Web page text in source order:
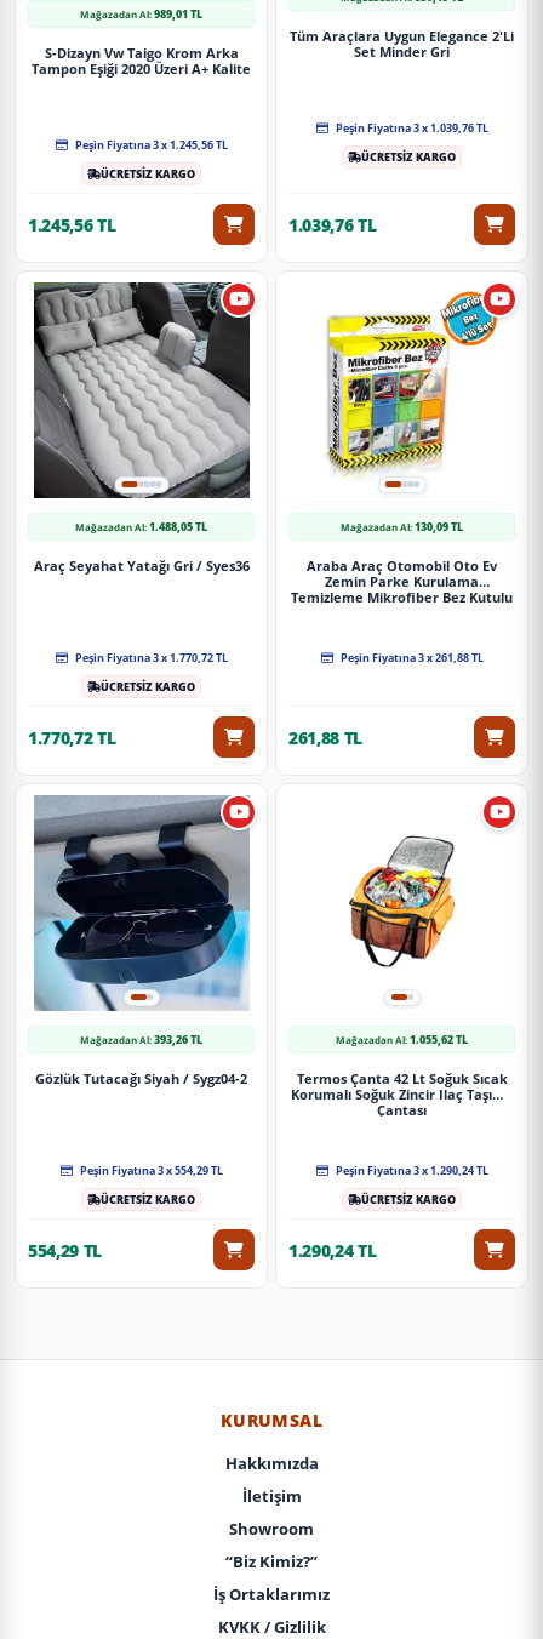
Mağazadan Al:989,01 TL
S-Dizayn Vw Taigo Krom Arka
Tampon Eşiği 2020 Üzeri A+ Kalite
Peşin Fiyatına 3 x 1.245,56 TL
ÜCRETSİZ KARGO
1.245,56 TL
Tüm Araçlara Uygun Elegance 2'Li
Set Minder Gri
Peşin Fiyatına 3 x 1.039,76 TL
ÜCRETSİZ KARGO
1.039,76 TL
Mağazadan Al:1.488,05 TL
Araç Seyahat Yatağı Gri / Syes36
Peşin Fiyatına 3 x 1.770,72 TL
ÜCRETSİZ KARGO
1.770,72 TL
Mağazadan Al:130,09 TL
Araba Araç Otomobil Oto Ev
Zemin Parke Kurulama
Temizleme Mikrofiber Bez Kutulu
Peşin Fiyatına 3 x 261,88 TL
261,88 TL
Mağazadan Al:393,26 TL
Gözlük Tutacağı Siyah / Sygz04-2
Peşin Fiyatına 3 x 554,29 TL
ÜCRETSİZ KARGO
554,29 TL
Mağazadan Al:1.055,62 TL
Termos Çanta 42 Lt Soğuk Sıcak
Korumalı Soğuk Zincir Ilaç Taşıma
Çantası
Peşin Fiyatına 3 x 1.290,24 TL
ÜCRETSİZ KARGO
1.290,24 TL
KURUMSAL
Hakkımızda
İletişim
Showroom
“Biz Kimiz?”
İş Ortaklarımız
KVKK / Gizlilik